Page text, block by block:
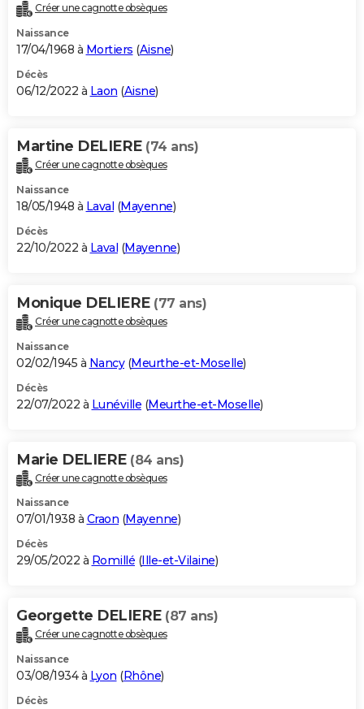
Créer une cagnotte obsèques
Naissance
17/04/1968 à Mortiers (Aisne)
Décès
06/12/2022 à Laon (Aisne)
Martine DELIERE (74 ans)
Créer une cagnotte obsèques
Naissance
18/05/1948 à Laval (Mayenne)
Décès
22/10/2022 à Laval (Mayenne)
Monique DELIERE (77 ans)
Créer une cagnotte obsèques
Naissance
02/02/1945 à Nancy(Meurthe-et-Moselle)
Décès
22/07/2022 à Lunéville (Meurthe-et-Moselle)
Marie DELIERE (84 ans)
Créer une cagnotte obsèques
Naissance
07/01/1938 à Craon (Mayenne)
Décès
29/05/2022 à Romillé (Ille-et-Vilaine)
Georgette DELIERE (87 ans)
Créer une cagnotte obsèques
Naissance
03/08/1934 à Lyon (Rhône)
Décès